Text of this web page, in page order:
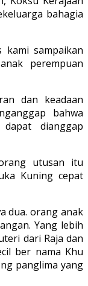
bahagia
kami sampaikan
perempuan
dan keadaan
bahwa
dianggap
utusan itu
Kuning cepat
dua. orang anak
Yang lebih
dari Raja dan
ber nama Khu
panglima yang